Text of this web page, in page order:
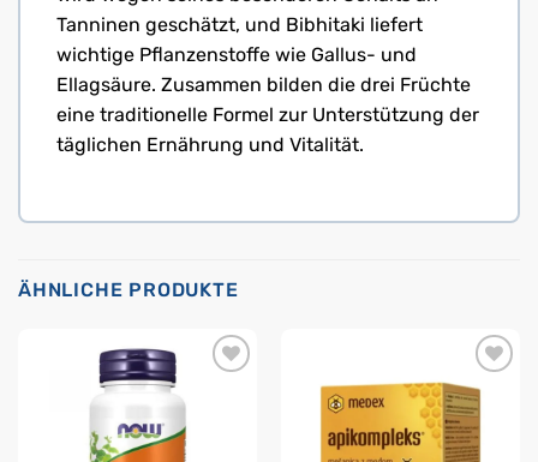
Tanninen geschätzt, und Bibhitaki liefert
wichtige Pflanzenstoffe wie Gallus- und
Ellagsäure. Zusammen bilden die drei Früchte
eine traditionelle Formel zur Unterstützung der
täglichen Ernährung und Vitalität.
ÄHNLICHE PRODUKTE